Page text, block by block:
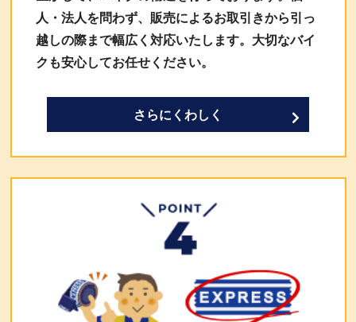
人・法人を問わず、販売によるお取引きから引っ
越しの際まで幅広く対応いたします。大切なバイ
クも安心してお任せください。
さらにくわしく